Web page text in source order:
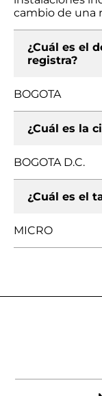
cambio de una
¿Cuál es el
registra?
BOGOTA
¿Cuál es la
BOGOTA D.C.
¿Cuál es el
MICRO